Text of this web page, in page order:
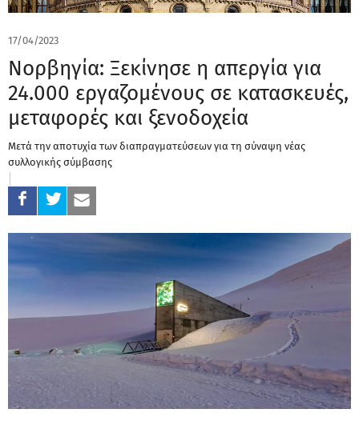
17/04/2023
Νορβηγία: Ξεκίνησε η απεργία για
24.000 εργαζομένους σε κατασκευές,
μεταφορές και ξενοδοχεία
Μετά την αποτυχία των διαπραγματεύσεων για τη σύναψη νέας
συλλογικής σύμβασης